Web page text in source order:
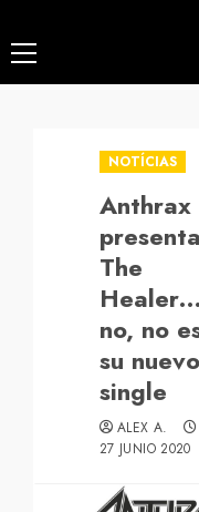
Menú
principal
NOTÍCIAS
Anthrax
presenta
The
no, no
su nuevo
single
ALEX A.
27 JUNIO 2020